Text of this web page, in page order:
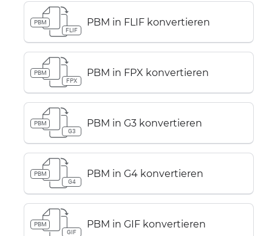
PBM
FLIF
PBM in FLIF konvertieren
PBM
FPX
PBM in FPX konvertieren
PBM
G3
PBM in G3 konvertieren
PBM
G4
PBM in G4 konvertieren
PBM
GIF
PBM in GIF konvertieren